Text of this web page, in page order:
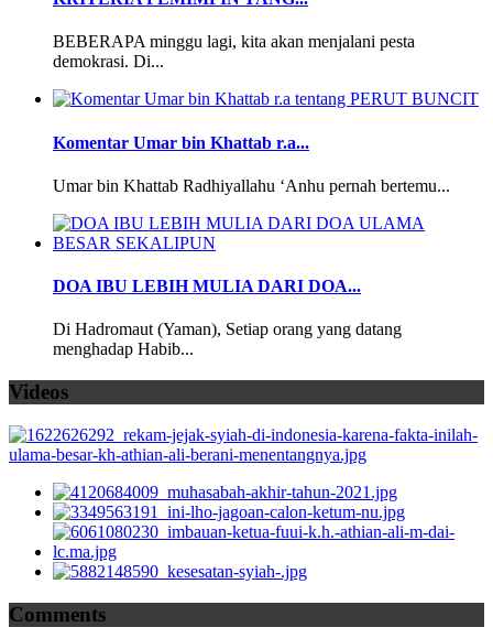
BEBERAPA minggu lagi, kita akan menjalani pesta
demokrasi. Di...
Komentar Umar bin Khattab r.a...
Umar bin Khattab Radhiyallahu ‘Anhu pernah bertemu...
DOA IBU LEBIH MULIA DARI DOA...
Di Hadromaut (Yaman), Setiap orang yang datang
menghadap Habib...
Videos
Comments